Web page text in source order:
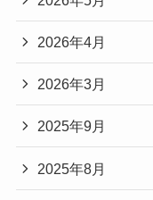
2026年4月
2026年3月
2025年9月
2025年8月